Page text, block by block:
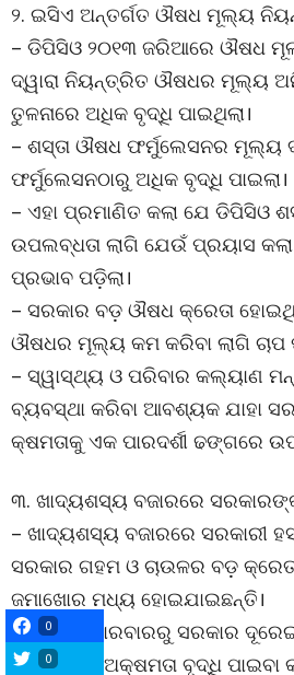
୨. ଇସିଏ ଅନ୍ତର୍ଗତ ଔଷଧ ମୂଲ୍ୟ
– ଡିପିସିଓ ୨୦୧୩ ଜରିଆରେ ଔଷଧ
ଦ୍ୱାରା ନିୟନ୍ତ୍ରିତ ଔଷଧର ମୂଲ୍ୟ
ତୁଳନାରେ ଅଧିକ ବୃଦ୍ଧି ପାଇଥିଲା।
– ଶସ୍ତା ଔଷଧ ଫର୍ମୁଲେସନର ମୂଲ୍ୟ
ଫର୍ମୁଲେସନଠାରୁ ଅଧିକ ବୃଦ୍ଧି ପାଇଲା।
– ଏହା ପ୍ରମାଣିତ କଲା ଯେ ଡିପିସିଓ
ଉପଲବ୍ଧତା ଲାଗି ଯେଉଁ ପ୍ରୟାସ କଲା
ପ୍ରଭାବ ପଡ଼ିଲା।
– ସରକାର ବଡ଼ ଔଷଧ କ୍ରେତା
ଔଷଧର ମୂଲ୍ୟ କମ କରିବା ଲାଗି ଚାପ
– ସ୍ୱାସ୍ଥ୍ୟ ଓ ପରିବାର କଲ୍ୟାଣ
ବ୍ୟବସ୍ଥା କରିବା ଆବଶ୍ୟକ ଯାହା
କ୍ଷମତାକୁ ଏକ ପାରଦର୍ଶୀ ଢଙ୍ଗରେ
୩. ଖାଦ୍ୟଶସ୍ୟ ବଜାରରେ
– ଖାଦ୍ୟଶସ୍ୟ ବଜାରରେ ସରକାରୀ
ସରକାର ଗହମ ଓ ଚାଉଳର ବଡ଼
ଜମାଖୋର ମଧ୍ୟ ହୋଇଯାଇଛନ୍ତି।
– ଘରୋଇ କାରବାରରୁ ସରକାର
– ମାର୍କେଟର ଅକ୍ଷମତା ବୃଦ୍ଧି
0
0